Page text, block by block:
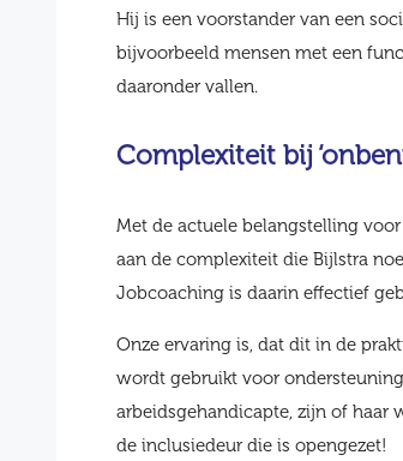
Hij is een voorstander van een
bijvoorbeeld mensen met een
daaronder vallen.
Complexiteit bij
Met de actuele belangstelling
aan de complexiteit die Bijlstra
Jobcoaching is daarin effectief
Onze ervaring is, dat dit in de
wordt gebruikt voor
arbeidsgehandicapte, zijn of haar
de inclusiedeur die is opengezet!